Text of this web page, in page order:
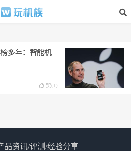
多年：智能机
赞(1 )
品资讯/评测/经验分享